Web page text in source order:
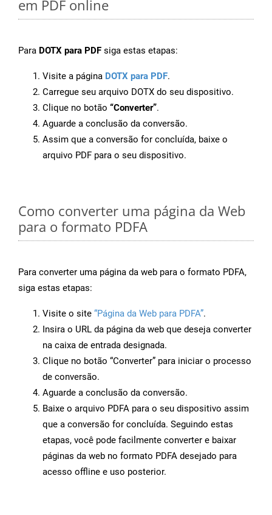
em PDF online
Para DOTX para PDF siga estas etapas:
Visite a página DOTX para PDF.
Carregue seu arquivo DOTX do seu dispositivo.
Clique no botão “Converter”.
Aguarde a conclusão da conversão.
Assim que a conversão for concluída, baixe o
arquivo PDF para o seu dispositivo.
Como converter uma página da Web
para o formato PDFA
Para converter uma página da web para o formato PDFA,
siga estas etapas:
Visite o site “Página da Web para PDFA”.
Insira o URL da página da web que deseja converter
na caixa de entrada designada.
Clique no botão “Converter” para iniciar o processo
de conversão.
Aguarde a conclusão da conversão.
Baixe o arquivo PDFA para o seu dispositivo assim
que a conversão for concluída. Seguindo estas
etapas, você pode facilmente converter e baixar
páginas da web no formato PDFA desejado para
acesso offline e uso posterior.